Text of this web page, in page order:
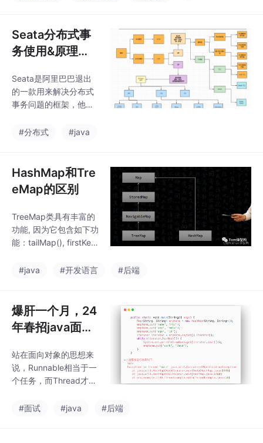
Seata分布式事
务使用&原理
Seata是阿里巴巴退出
的一款用来解决分布式
事务问题的框架，他经
很有可能成为解决分布
#分布式 #java
HashMap和Tre
eMap的区别
TreeMap类具有丰富的
功能, 因为它包含如下功
能：tailMap(), firstKey
ntry(), pollLastEntry
Code()和equals()这两
个方法，而且为了优化
HashMap空间的使用，
和扩容。与HashMap相
比, TreeMap速度较慢,
因为它
#java #开发语言 #后端
爆肝一个月，24
年春招java面试
(附答案)
站在面向对象的思想来
说，Runnable相当于一
个任务，而Thread才是
我们只需要用Runnable
#面试 #java #后端